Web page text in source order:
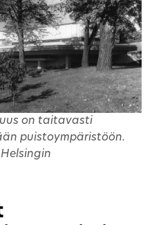
on taitavasti
puistoympäristöön.